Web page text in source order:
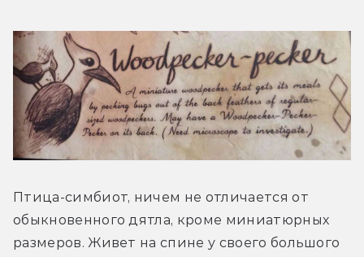
Птица-симбиот, ничем не отличается от
обыкновенного дятла, кроме миниатюрных
размеров. Живет на спине у своего большого